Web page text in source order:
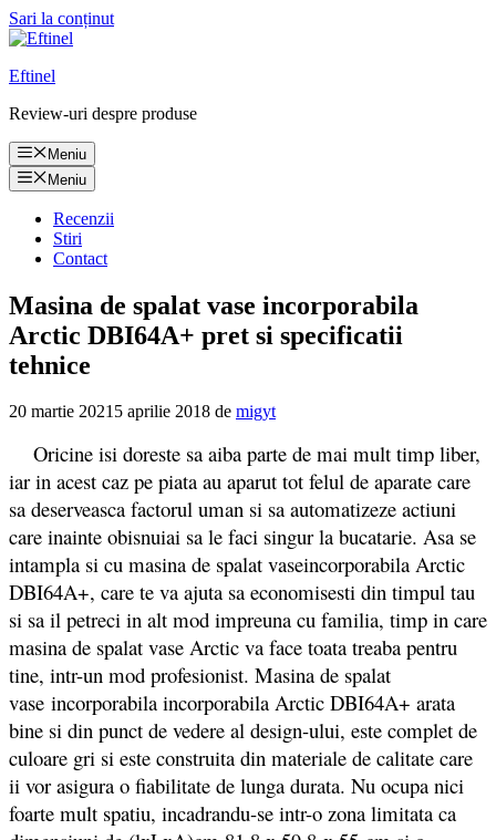
Sari la conținut
Eftinel
Review-uri despre produse
Meniu
Meniu
Recenzii
Stiri
Contact
Masina de spalat vase incorporabila
Arctic DBI64A+ pret si specificatii
tehnice
20 martie 20215 aprilie 2018 de migyt
Oricine isi doreste sa aiba parte de mai mult timp liber,
iar in acest caz pe piata au aparut tot felul de aparate care
sa deserveasca factorul uman si sa automatizeze actiuni
care inainte obisnuiai sa le faci singur la bucatarie. Asa se
intampla si cu masina de spalat vaseincorporabila Arctic
DBI64A+, care te va ajuta sa economisesti din timpul tau
si sa il petreci in alt mod impreuna cu familia, timp in care
masina de spalat vase Arctic va face toata treaba pentru
tine, intr-un mod profesionist. Masina de spalat
vase incorporabila incorporabila Arctic DBI64A+ arata
bine si din punct de vedere al design-ului, este complet de
culoare gri si este construita din materiale de calitate care
ii vor asigura o fiabilitate de lunga durata. Nu ocupa nici
foarte mult spatiu, incadrandu-se intr-o zona limitata ca